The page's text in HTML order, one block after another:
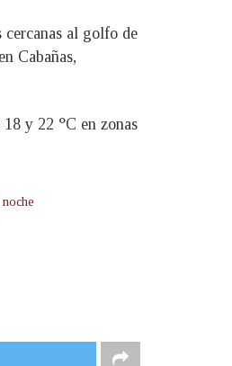
cercanas al golfo de
Cabañas,
y 22 °C en zonas